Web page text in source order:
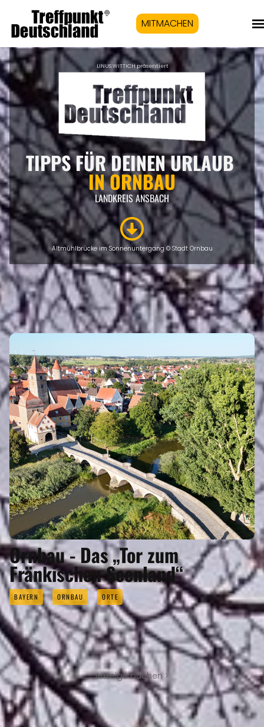
MITMACHEN
LINUS WITTICH präsentiert
TIPPS FÜR DEINEN URLAUB
IN ORNBAU
LANDKREIS ANSBACH
Altmühlbrücke im Sonnenuntergang © Stadt Ornbau
INTRO
Ornbau - Das „Tor zum
Fränkischen Seenland“
BAYERN ORNBAU ORTE
Anzeige buchen >